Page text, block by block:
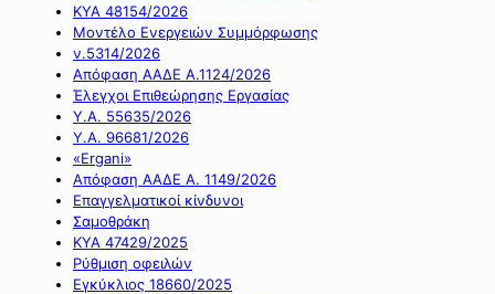
ΚΥΑ 48154/2026
Μοντέλο Ενεργειών Συμμόρφωσης
ν.5314/2026
Απόφαση ΑΑΔΕ Α.1124/2026
Έλεγχοι Επιθεώρησης Εργασίας
Υ.Α. 55635/2026
Υ.Α. 96681/2026
«Ergani»
Απόφαση ΑΑΔΕ Α. 1149/2026
Επαγγελματικοί κίνδυνοι
Σαμοθράκη
ΚΥΑ 47429/2025
Ρύθμιση οφειλών
Εγκύκλιος 18660/2025